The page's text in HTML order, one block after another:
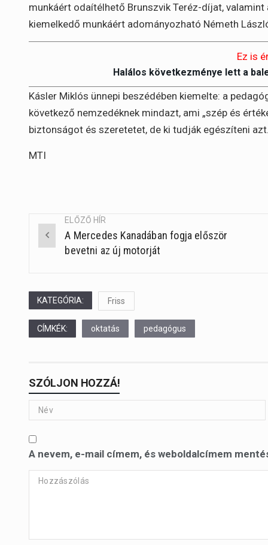
munkáért odaítélhető Brunszvik Teréz-díjat,
kiemelkedő munkáért adományozható Németh
Ez is
Halálos következménye lett a
Kásler Miklós ünnepi beszédében kiemelte: a
következő nemzedéknek mindazt, ami „szép és
biztonságot és szeretetet, de ki tudják egészíteni azt.
MTI
Post
ELŐZŐ HÍR
A Mercedes Kanadában fogja először
bevetni az új motorját
KATEGÓRIA: Friss
CÍMKÉK: oktatás pedagógus
SZÓLJON HOZZÁ!
A nevem, e-mail címem, és weboldalcímem